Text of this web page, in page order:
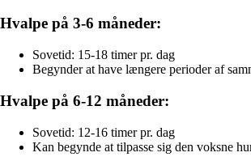
Hvalpe på 3-6 måneder:
Sovetid: 15-18 timer pr. dag
Begynder at have længere perioder af
Hvalpe på 6-12 måneder:
Sovetid: 12-16 timer pr. dag
Kan begynde at tilpasse sig den voksne